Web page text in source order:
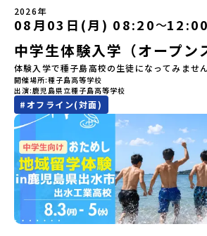
しています。ぜひ、ご自宅からお気軽にご視
イブ動画を視聴する]YouTube：
https://youtu.be/Yt8nd04aNgA?
si=e5erbspvwz5O8_uF【STEP 2】有田町プ
「有田町」の内容を具体的に深掘りしたい方
うえで、「有田町では具体的に何をするの？
という疑問にお答えする説明会です。有田町
や、2泊3日のプログラムの中身をたっぷり
時： 5月11日(月) 19：00〜19：40内 容： 有田町ってどんなとこ
ろ？、プログラム詳細解説、質疑応答お申
mirai.jp/events/068058お気軽にどうぞ！「
けど大丈夫？」「どんな体験ができるの？」
や、中学生のみなさんの素朴な疑問にスタッ
す。チャットでの質問も可能ですので、ぜひ
してご参加ください。▼お申し込み前に必ず
規約への同意プログラムへの参加申し込みい
込みに関する各規約」への同意が必須となり
生との特別な交流この旅の大きな魅力は、地
輩たちと過ごす時間です。 ただ校舎を眺める
高校生が自ら企画したアクティビティを通じ
と本音で交流することができます。魅力的な
がら町の歴史や「生き方」を学ぶことができ
ること間違いなし！そんなユニークな魅力が
道平取町へ、人生の可能性をひらく特別な旅
験のおすすめポイント体験プログラム内容（
（PM）「オリエンテーション・自己紹介ワ
遊び編-」 -平取高校生と仲を深める「びら
る！アイヌ文化フィールドワーク」 -アイヌ
化を理解する -アイヌ伝統文化を感じるア
り返るーみんなで体験シェア」＜2日目＞（
寮見学」 -平取高校の特徴を知る学校体験 -
校生企画②-町の紹介編-」 -ビンゴをしなが
「自然と農を感じる！農業アクティビティ」
もっとひらきたい！ 」「自然が好きでもっと触れてあそびたい！」
そんな中学生のみなさんにおすすめ！「おた
は、日本全国約200の高校と連携し、地域の
る「地域みらい留学」をプチ体験できるプロ
のひとり旅でも安心！現地でもスタッフがし
します。今回のフィールドは「北海道 大樹町
海道の東部、十勝の南部に位置する大樹町（
日高山脈（ひだかさんみゃく）が連なり、東
豊かな町です。酪農を主体とした農業や漁業
同時に、「宇宙に一番近い町」として航空宇
ユニークな顔を持っています 。見上げるほど
「日高山脈（ひだかさんみゃく）」の絶景！
ごす放牧地や、海が見える珍しい温泉。日本
ともある「歴舟川（れきふねがわ）」。 他の
きない圧倒的スケールの自然と、新しい産業
体感できる町です。北の大地で脈々と受け継
スピリッツ」を体感！ 「フロンティアスピリ
2026年
08月03日(月) 08:20〜12:00
中学生体験入学（オープン
体験入学で種子島高校の生徒になってみませ
開催場所 種子島高等学校
出演 鹿児島県立種子島高等学校
#オフライン(対面)